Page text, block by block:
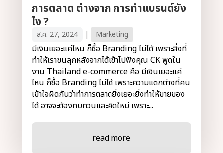
การตลาด ต่างจาก การทำแบรนด์ยัง
ไง ?
ส.ค. 27, 2024 | Marketing
มีเงินเยอะแค่ไหน ก็ซื้อ Branding ไม่ได้ เพราะสิ่งที่
ทำให้เราขนลุกหลังจากได้เข้าไปฟังคุณ CK พูดใน
งาน Thailand e-commerce คือ มีเงินเยอะแค่
ไหน ก็ซื้อ Branding ไม่ได้ เพราะความแตกต่างที่คน
เข้าใจผิดกันว่าทำการตลาดยิ่งเยอะยิ่งทำให้ขายของ
ได้ อาจจะต้องทบทวนและคิดใหม่ เพราะ...
read more